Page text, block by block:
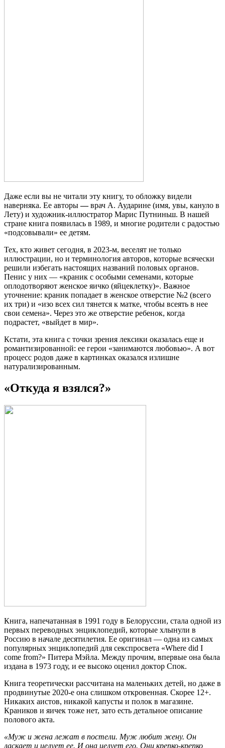
Даже если вы не читали эту книгу, то обложку видели
наверняка. Ее авторы—врач А. Аударине (имя, увы, кануло в
Лету) и художник-иллюстратор Марис Путниньш. В нашей
стране книга появилась в 1989, и многие родители с радостью
«подсовывали» ее детям.
Тех, кто живет сегодня, в 2023-м, веселят не только
иллюстрации, но и терминология авторов, которые всячески
решили избегать настоящих названий половых органов.
Пенис у них — «краник с особыми семенами, которые
оплодотворяют женское яичко (яйцеклетку)». Важное
уточнение: краник попадает в женское отверстие №2 (всего
их три) и «изо всех сил тянется к матке, чтобы всеять в нее
свои семена». Через это же отверстие ребенок, когда
подрастет, «выйдет в мир».
Кстати, эта книга с точки зрения лексики оказалась еще и
романтизированной: ее герои «занимаются любовью». А вот
процесс родов даже в картинках оказался излишне
натурализированным.
«Откуда я взялся?»
Книга, напечатанная в 1991 году в Белоруссии, стала одной из
первых переводных энциклопедий, которые хлынули в
Россию в начале десятилетия. Ее оригинал — одна из самых
популярных энциклопедий для секспросвета «Where did I
come from?» Питера Мэйла. Между прочим, впервые она была
издана в 1973 году, и ее высоко оценил доктор Спок.
Книга теоретически рассчитана на маленьких детей, но даже в
продвинутые 2020-е она слишком откровенная. Скорее 12+.
Никаких аистов, никакой капусты и полок в магазине.
Краников и яичек тоже нет, зато есть детальное описание
полового акта.
«Муж и жена лежат в постели. Муж любит жену. Он
ласкает и целует ее. И она целует его. Они крепко-крепко